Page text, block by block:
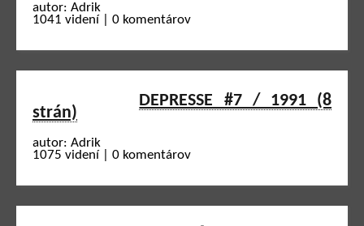
autor: Adrik
1041 videní | 0 komentárov
DEPRESSE #7 / 1991 (8
strán)
autor: Adrik
1075 videní | 0 komentárov